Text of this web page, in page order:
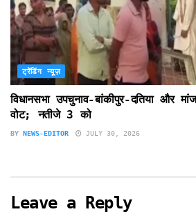
ट्रेंडिंग न्यूज़
विधानसभा उपचुनाव-बांकीपुर-दतिया और
वोट; नतीजे 3 को
BY NEWS-EDITOR JULY 30, 2026
Leave a Reply